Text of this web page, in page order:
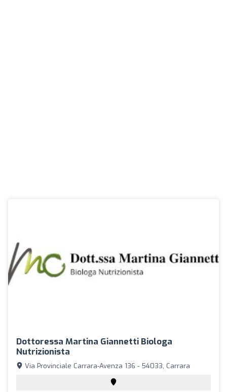
Dottoressa Martina Giannetti Biologa
Nutrizionista
Via Provinciale Carrara-Avenza 136 - 54033, Carrara